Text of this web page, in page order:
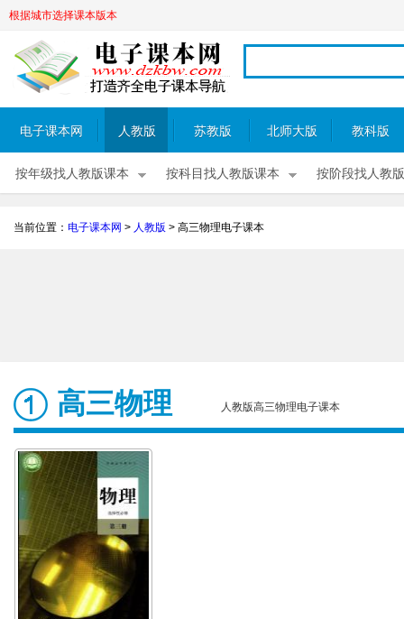
根据城市选择课本版本
电子课本网 人教版 苏教版 北师大版 教科版
按年级找人教版课本 按科目找人教版课本 按阶段找人教
当前位置： 电子课本网 > 人教版 > 高三物理电子课本
高三物理 人教版高三物理电子课本